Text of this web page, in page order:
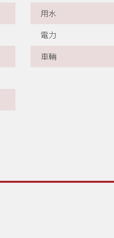
用水
電力
車輛